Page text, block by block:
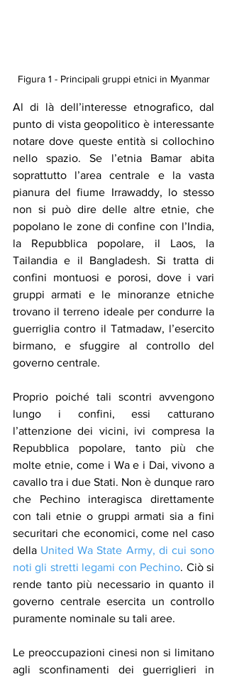
Figura 1 - Principali gruppi etnici in Myanmar
Al di là dell’interesse etnografico, dal
punto di vista geopolitico è interessante
notare dove queste entità si collochino
nello spazio. Se l’etnia Bamar abita
soprattutto l’area centrale e la vasta
pianura del fiume Irrawaddy, lo stesso
non si può dire delle altre etnie, che
popolano le zone di confine con l’India,
la Repubblica popolare, il Laos, la
Tailandia e il Bangladesh. Si tratta di
confini montuosi e porosi, dove i vari
gruppi armati e le minoranze etniche
trovano il terreno ideale per condurre la
guerriglia contro il Tatmadaw, l’esercito
birmano, e sfuggire al controllo del
governo centrale.
Proprio poiché tali scontri avvengono
lungo i confini, essi catturano
l’attenzione dei vicini, ivi compresa la
Repubblica popolare, tanto più che
molte etnie, come i Wa e i Dai, vivono a
cavallo tra i due Stati. Non è dunque raro
che Pechino interagisca direttamente
con tali etnie o gruppi armati sia a fini
securitari che economici, come nel caso
della United Wa State Army, di cui sono
noti gli stretti legami con Pechino. Ciò si
rende tanto più necessario in quanto il
governo centrale esercita un controllo
puramente nominale su tali aree.
Le preoccupazioni cinesi non si limitano
agli sconfinamenti dei guerriglieri in